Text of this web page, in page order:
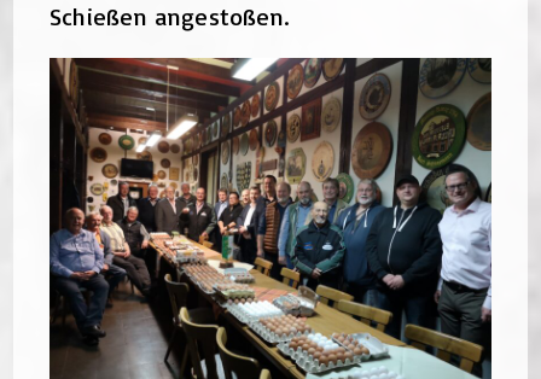
Schießen angestoßen.